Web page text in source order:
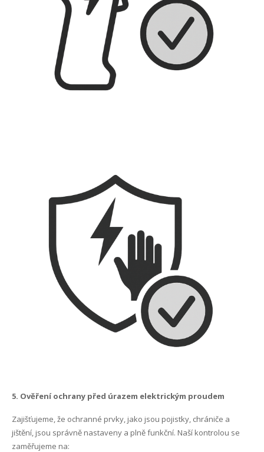
5. Ověření ochrany před úrazem elektrickým proudem
Zajišťujeme, že ochranné prvky, jako jsou pojistky, chrániče a
jištění, jsou správně nastaveny a plně funkční. Naší kontrolou se
zaměřujeme na: